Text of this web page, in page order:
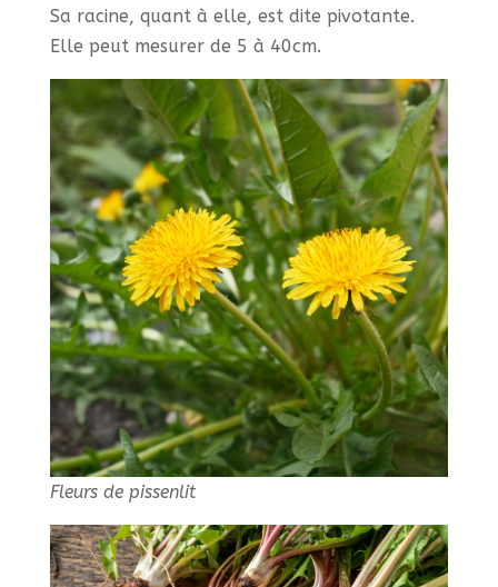
Sa racine, quant à elle, est dite pivotante.
Elle peut mesurer de 5 à 40cm.
Fleurs de pissenlit